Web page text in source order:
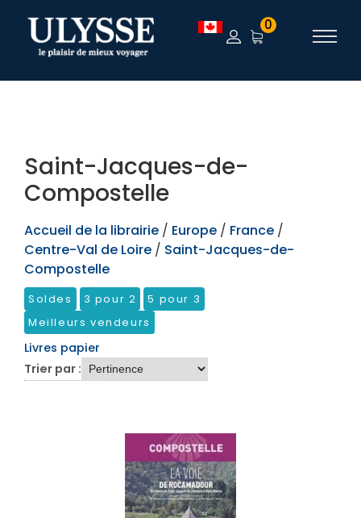
TEST 0
Saint-Jacques-de-
Compostelle
Accueil de la librairie / Europe / France /
Centre-Val de Loire / Saint-Jacques-de-
Compostelle
Soldes 3 pour 2
5 pour 3
Meilleurs vendeurs
Livres papier
Trier par :